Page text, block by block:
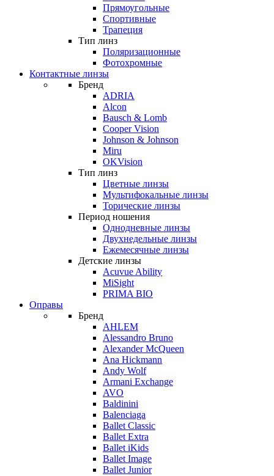
Прямоугольные
Спортивные
Трапеция
Тип линз
Поляризационные
Фотохромные
Контактные линзы
Бренд
ADRIA
Alcon
Bausch & Lomb
Cooper Vision
Johnson & Johnson
Miru
OKVision
Тип линз
Цветные линзы
Мультифокальные линзы
Торические линзы
Период ношения
Однодневные линзы
Двухнедельные линзы
Ежемесячные линзы
Детские линзы
Acuvue Ability
MiSight
PRIMA BIO
Оправы
Бренд
AHLEM
Alessandro Bruno
Alexander McQueen
Ana Hickmann
Andy Wolf
Armani Exchange
AVO
Baldinini
Balenciaga
Ballet Classic
Ballet Extra
Ballet iKids
Ballet Image
Ballet Junior